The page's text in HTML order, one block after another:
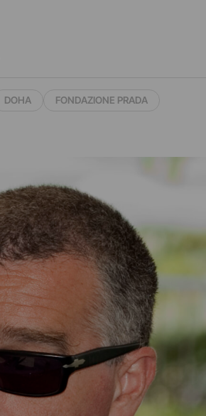
DOHA FONDAZIONE PRADA